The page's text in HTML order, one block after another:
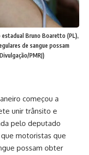
Bruno Boaretto (PL),
de sangue possam
PMRJ)
começou a
unir trânsito e
pelo deputado
motoristas que
possam obter